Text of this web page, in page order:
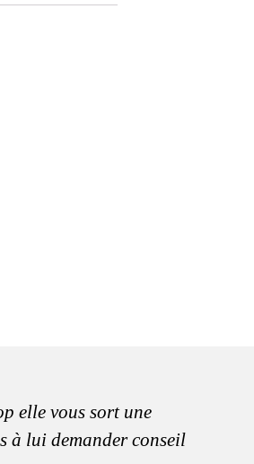
elle vous sort une
à lui demander conseil